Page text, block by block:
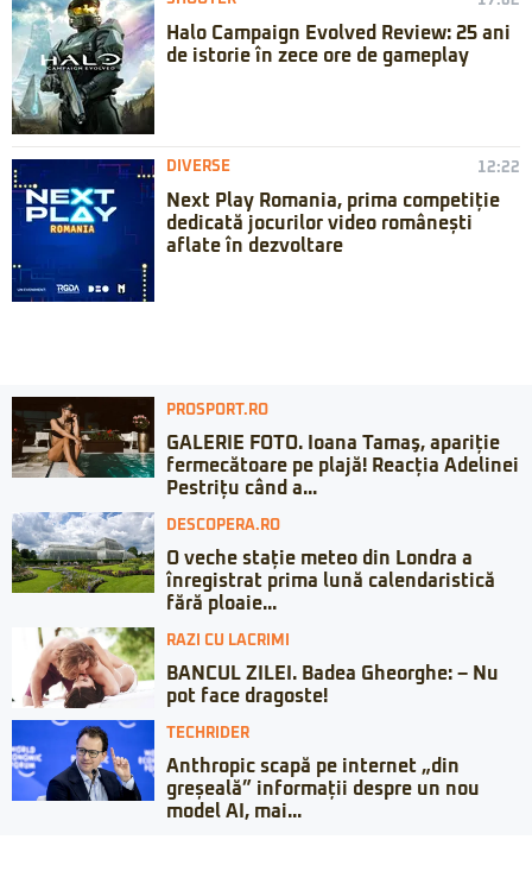
Halo Campaign Evolved Review: 25 ani
de istorie în zece ore de gameplay
DIVERSE 12:22
Next Play Romania, prima competiție
dedicată jocurilor video românești
aflate în dezvoltare
PROSPORT.RO
GALERIE FOTO. Ioana Tamaş, apariție
fermecătoare pe plajă! Reacția Adelinei
Pestrițu când a...
DESCOPERA.RO
O veche stație meteo din Londra a
înregistrat prima lună calendaristică
fără ploaie...
RAZI CU LACRIMI
BANCUL ZILEI. Badea Gheorghe: – Nu
pot face dragoste!
TECHRIDER
Anthropic scapă pe internet „din
greșeală” informații despre un nou
model AI, mai...